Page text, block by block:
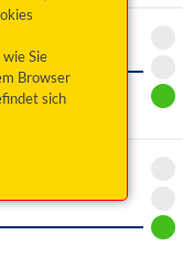
Sie
Browser
sich
Uhr
Duo
Uhr
Summer